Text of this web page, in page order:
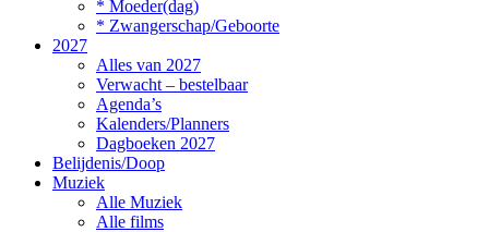
* Moeder(dag)
* Zwangerschap/Geboorte
2027
Alles van 2027
Verwacht – bestelbaar
Agenda’s
Kalenders/Planners
Dagboeken 2027
Belijdenis/Doop
Muziek
Alle Muziek
Alle films